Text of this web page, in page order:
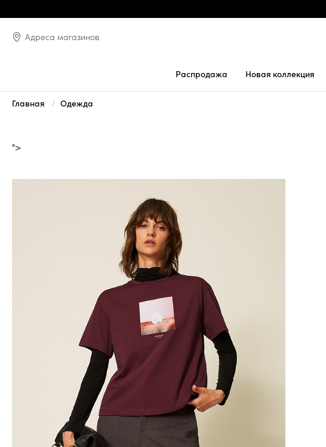
Адреса магазинов
Распродажа Новая коллекция
Главная Одежда
">